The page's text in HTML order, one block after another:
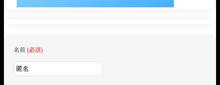
名前 (必須)